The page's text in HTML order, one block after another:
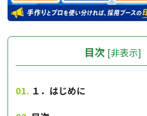
目次 [非表示]
１．はじめに